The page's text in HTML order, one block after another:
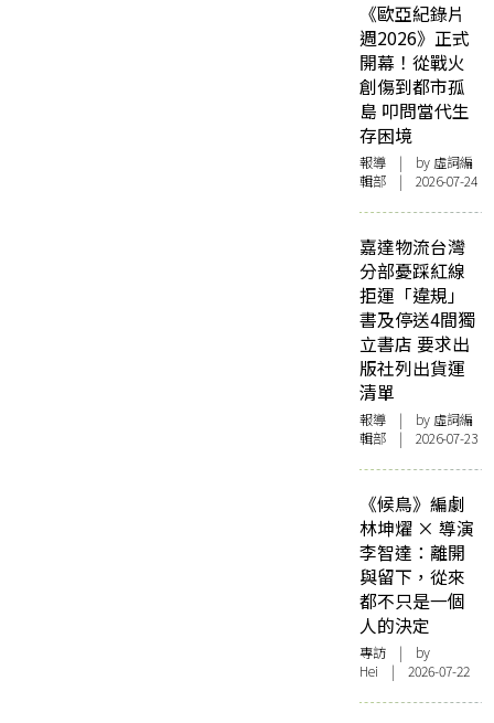
《歐亞紀錄片
週2026》正式
開幕！從戰火
創傷到都市孤
島 叩問當代生
存困境
報導 | by 虛詞編
輯部 | 2026-07-24
嘉達物流台灣
分部憂踩紅線
拒運「違規」
書及停送4間獨
立書店 要求出
版社列出貨運
清單
報導 | by 虛詞編
輯部 | 2026-07-23
《候鳥》編劇
林坤燿 × 導演
李智達：離開
與留下，從來
都不只是一個
人的決定
專訪 | by
Hei | 2026-07-22